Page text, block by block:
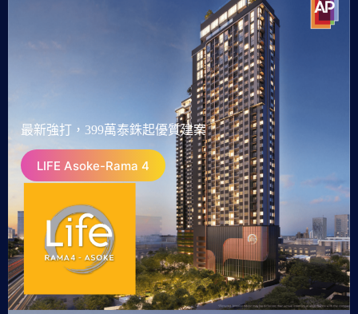
最新強打，399萬泰銖起優質建案
LIFE Asoke-Rama 4